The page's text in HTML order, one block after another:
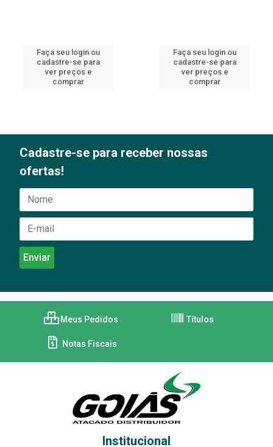
Faça seu login ou
cadastre-se para
ver preços e
comprar
Faça seu login ou
cadastre-se para
ver preços e
comprar
Cadastre-se para receber nossas
ofertas!
Meus Pedidos Títulos
Notas Fiscais
Institucional